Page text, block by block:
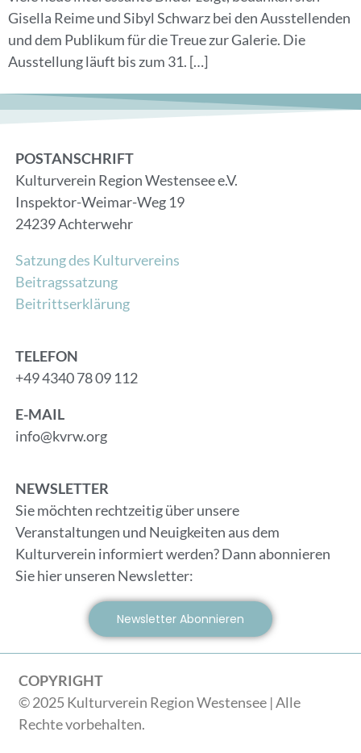
Gisella Reime und Sibyl Schwarz bei den Ausstellenden
und dem Publikum für die Treue zur Galerie. Die
Ausstellung läuft bis zum 31. […]
POSTANSCHRIFT
Kulturverein Region Westensee e.V.
Inspektor-Weimar-Weg 19
24239 Achterwehr
Satzung des Kulturvereins
Beitragssatzung
Beitrittserklärung
TELEFON
+49 4340 78 09 112
E-MAIL
info@kvrw.org
NEWSLETTER
Sie möchten rechtzeitig über unsere
Veranstaltungen und Neuigkeiten aus dem
Kulturverein informiert werden? Dann abonnieren
Sie hier unseren Newsletter:
Newsletter Abonnieren
COPYRIGHT
© 2025 Kulturverein Region Westensee | Alle
Rechte vorbehalten.